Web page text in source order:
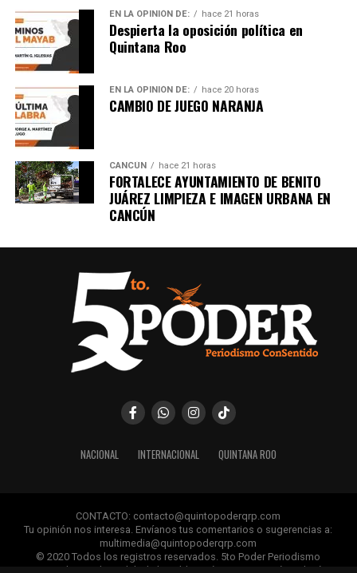
EN LA OPINIÓN DE: hace 21 horas
Despierta la oposición política en
Quintana Roo
EN LA OPINIÓN DE: hace 20 horas
CAMBIO DE JUEGO NARANJA
CANCÚN hace 21 horas
FORTALECE AYUNTAMIENTO DE BENITO
JUÁREZ LIMPIEZA E IMAGEN URBANA EN
CANCÚN
NACIONAL INTERNACIONAL QUINTANA ROO
CONTACTO: contacto@quintopoderqrp.com
Tu opinión nos interesa. Envíanos tus comentarios o sugerencias a:
multimedia@quintopoderqrp.com
© 2020 Todos los registros reservados. 5to Poder Periodismo
ConSentido Queda prohibida la publicación, retransmisión, edición y